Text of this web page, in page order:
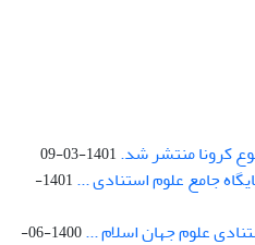
1401-03-09
1401-
1400-06-